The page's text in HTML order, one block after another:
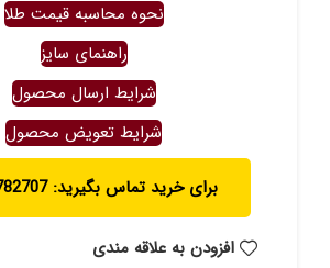
نحوه محاسبه قیمت طلا
راهنمای سایز
شرایط ارسال محصول
شرایط تعویض محصول
برای خرید تماس بگیرید: 02188782707
افزودن به علاقه مندی